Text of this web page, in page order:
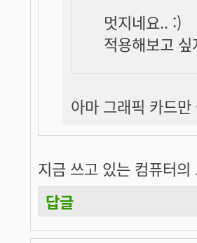
멋지네요.. :)
적용해보고
아마 그래픽 카드
지금 쓰고 있는 컴퓨터
답글